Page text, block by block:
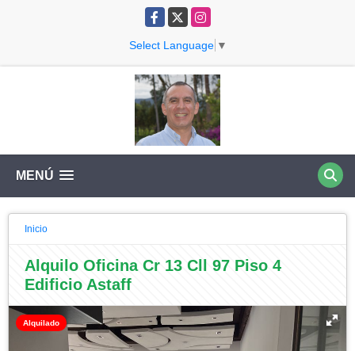
Facebook
X Instagram
Select Language ▼
MENÚ
Inicio
Alquilo Oficina Cr 13 Cll 97 Piso 4
Edificio Astaff
Alquilado